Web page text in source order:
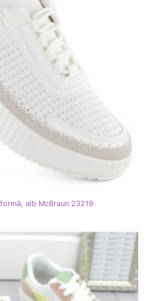
alb McBraun 23219